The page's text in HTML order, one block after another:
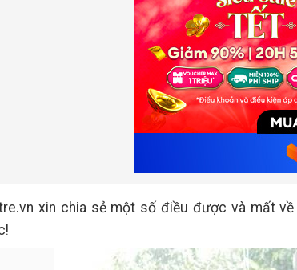
xin chia sẻ một số điều được và mất